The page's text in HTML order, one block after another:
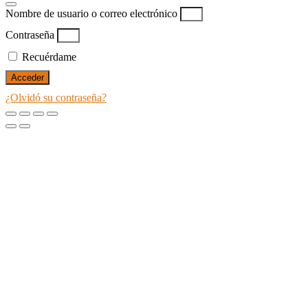
Nombre de usuario o correo electrónico
Contraseña
Recuérdame
Acceder
¿Olvidó su contraseña?